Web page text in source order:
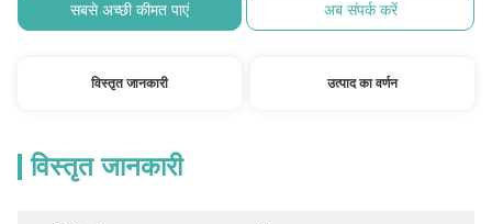
सबसे अच्छी कीमत पाएं अब संपर्क करें
विस्तृत जानकारी उत्पाद का वर्णन
विस्तृत जानकारी